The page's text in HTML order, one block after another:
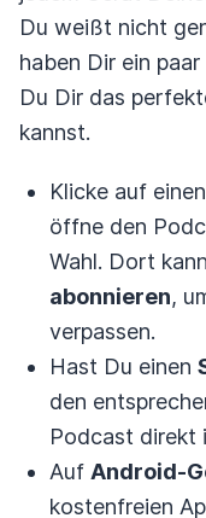
Du weißt nicht
haben Dir ein
Du Dir das
kannst.
Klicke auf
öffne den
Wahl. Dort
abonnieren,
verpassen.
Hast Du einen
den
Podcast direkt
Auf Android-
kostenfreien